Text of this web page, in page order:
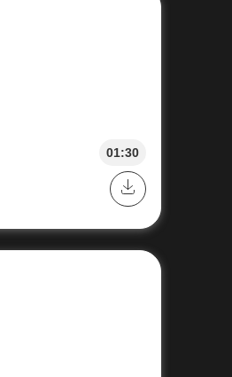
01:30